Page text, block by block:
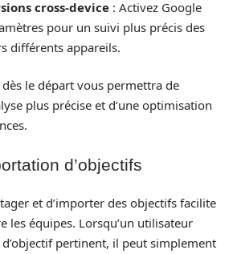
cross-device : Activez Google
pour un suivi plus précis des
différents appareils.
le départ vous permettra de
plus précise et d’une optimisation
d’objectifs
et d’importer des objectifs facilite
les équipes. Lorsqu’un utilisateur
pertinent, il peut simplement